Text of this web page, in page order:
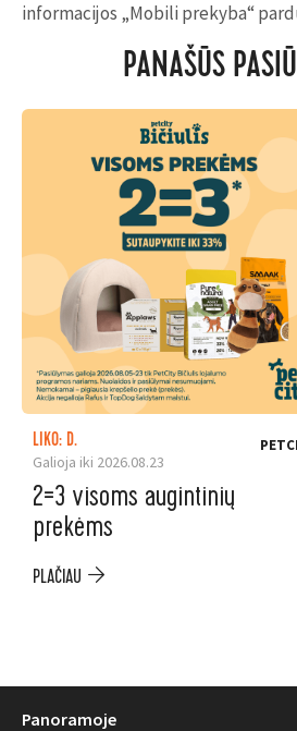
informacijos „Mobili prekyba“
PANAŠŪS
LIKO: D.
Galioja iki 2026.08.23
2=3 visoms augintinių
prekėms
PLAČIAU
Panoramoje